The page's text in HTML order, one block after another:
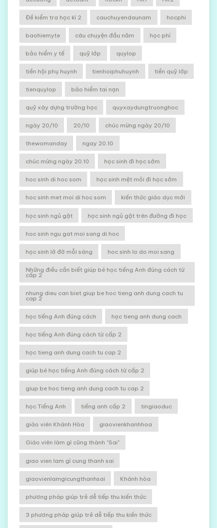
Đề kiểm tra học kì 2 cauchuyendaunam hocphi
baohiemyte câu chuyện đầu năm học phí
bảo hiểm y tế quỹ lớp quylop
tiền hội phụ huynh tienhoiphuhuynh tiền quỹ lớp
tienquylop bảo hiểm tai nạn
quỹ xây dựng trường học quyxaydungtruonghoc
ngày 20/10 20/10 chúc mừng ngày 20/10
thewomanday ngay 20.10
chúc mừng ngày 20.10 học sinh đi học sớm
hoc sinh di hoc som học sinh mệt mỏi đi học sớm
hoc sinh met moi di hoc som kiến thức giáo dục mới
học sinh ngủ gật học sinh ngủ gật trên đường đi học
hoc sinh ngu gat moi sang di hoc
học sinh lờ đờ mỗi sáng hoc sinh lo do moi sang
Những điều cần biết giúp bé học tiếng Anh đúng cách từ
cấp 2
nhung dieu can biet giup be hoc tieng anh dung cach tu
cap 2
học tiếng Anh đúng cách học tieng anh dung cach
học tiếng Anh đúng cách từ cấp 2
học tieng anh dung cach tu cap 2
giúp bé học tiếng Anh đúng cách từ cấp 2
giup be hoc tieng anh dung cach tu cap 2
học Tiếng Anh tiếng anh cấp 2 tingiaoduc
giáo viên Khánh Hòa giaovienkhanhhoa
Giáo viên làm gì cũng thành "Sai"
giao vien lam gì cung thanh sai
giaovienlamgicungthanhsai Khánh hòa
phương pháp giúp trẻ dễ tiếp thu kiến thức
3 phương pháp giúp trẻ dễ tiếp thu kiến thức